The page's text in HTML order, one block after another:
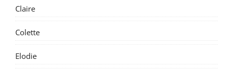
Claire
Colette
Elodie